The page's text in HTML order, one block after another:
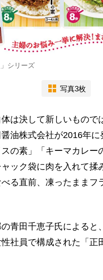
シリーズ
写真3枚
は決して新しいもので
油株式会社が2016年に
の素」「キーマカレー
ック袋に肉を入れて揉
る直前、凍ったままフ
青田千恵子氏によると
社員で構成された「正